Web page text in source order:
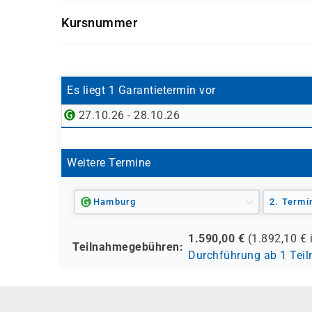
Entwicklerinnen und Entwickler, die SQL
Ideal für alle, die SQL-basierte Datenbanken
entwickeln möchten.
Kursnummer
Es liegt 1 Garantietermin vor
27.10.26 - 28.10.26
Weitere Termine
Hamburg 2.
Teilnahmegebühren:
1.590,00 € (1.892,10 €
Durchführung ab 1